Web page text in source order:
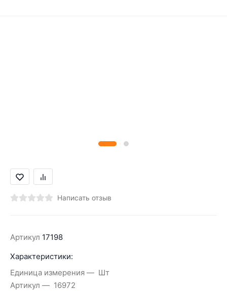
Написать отзыв
Артикул 17198
Характеристики:
Единица измерения
Шт
Артикул
16972